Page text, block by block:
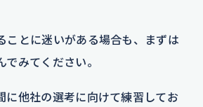
ことに迷いがある場合も、まずは
みてください。
に他社の選考に向けて練習してお